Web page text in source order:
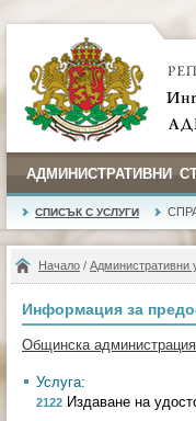
АДМИНИСТРАТИВНИ
СПИСЪК С УСЛУГИ
Начало / Административни
Информация за
Общинска
Услуга:
2122 Издаване на